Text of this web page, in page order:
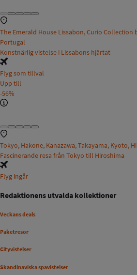
The Emerald House Lissabon, Curio Collection
Portugal
Konstnärlig vistelse i Lissabons hjärtat
Flyg som tillval
Upp till
-56%
Tokyo, Hakone, Kanazawa, Takayama, Kyoto,
Fascinerande resa från Tokyo till Hiroshima
Flyg ingår
Redaktionens utvalda kollektioner
Veckans deals
Paketresor
Cityvistelser
Skandinaviska spavistelser